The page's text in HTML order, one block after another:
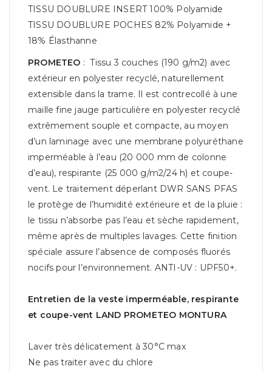
TISSU DOUBLURE INSERT 100% Polyamide
TISSU DOUBLURE POCHES 82% Polyamide +
18% Élasthanne
PROMETEO : Tissu 3 couches (190 g/m2) avec
extérieur en polyester recyclé, naturellement
extensible dans la trame. Il est contrecollé à une
maille fine jauge particulière en polyester recyclé
extrêmement souple et compacte, au moyen
d’un laminage avec une membrane polyuréthane
imperméable à l’eau (20 000 mm de colonne
d’eau), respirante (25 000 g/m2/24 h) et coupe-
vent. Le traitement déperlant DWR SANS PFAS
le protège de l’humidité extérieure et de la pluie :
le tissu n’absorbe pas l’eau et sèche rapidement,
même après de multiples lavages. Cette finition
spéciale assure l’absence de composés fluorés
nocifs pour l’environnement. ANTI-UV : UPF50+.
Entretien de la veste imperméable, respirante
et coupe-vent LAND PROMETEO MONTURA
Laver très délicatement à 30°C max
Ne pas traiter avec du chlore